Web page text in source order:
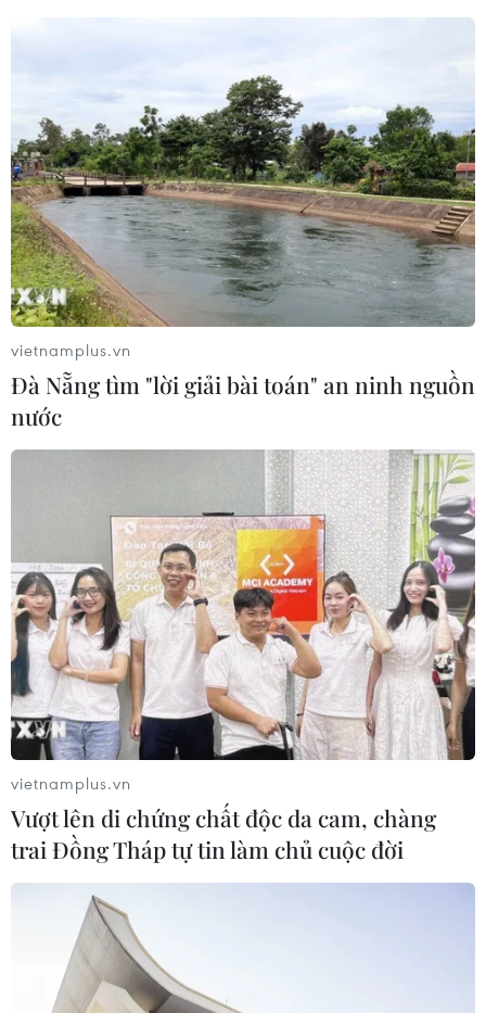
vietnamplus.vn
Đà Nẵng tìm "lời giải bài toán" an ninh nguồn
nước
vietnamplus.vn
Vượt lên di chứng chất độc da cam, chàng
trai Đồng Tháp tự tin làm chủ cuộc đời